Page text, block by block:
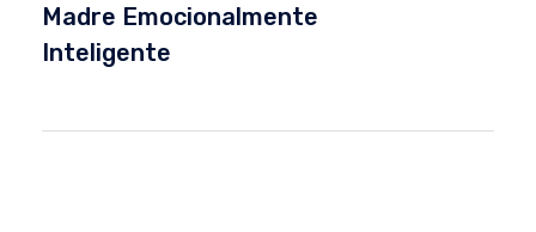
Madre Emocionalmente
Inteligente